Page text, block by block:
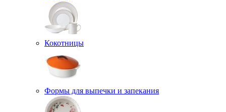
Кокотницы
Формы для выпечки и запекания